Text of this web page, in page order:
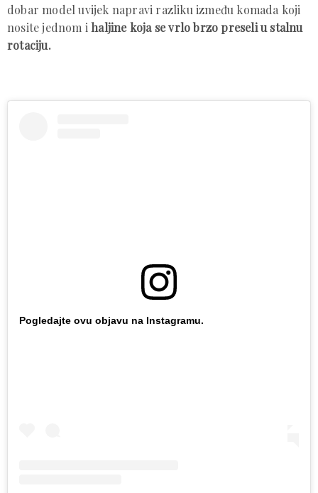
dobar model uvijek napravi razliku između komada koji
nosite jednom ihaljine koja se vrlo brzo preseli u stalnu
rotaciju.
Pogledajte ovu objavu na Instagramu.